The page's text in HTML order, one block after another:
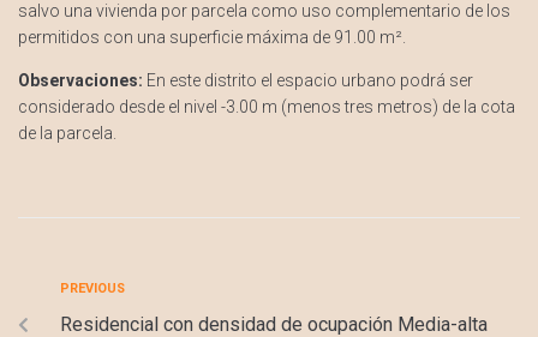
salvo una vivienda por parcela como uso complementario de los
permitidos con una superficie máxima de 91.00 m².
Observaciones: En este distrito el espacio urbano podrá ser
considerado desde el nivel -3.00 m (menos tres metros) de la cota
de la parcela.
PREVIOUS
Residencial con densidad de ocupación Media-alta